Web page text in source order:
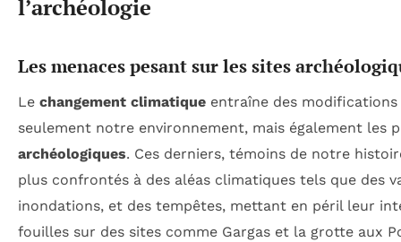
l’archéologie
Les menaces pesant sur les sites
Le changement climatique entraîne des
seulement notre environnement, mais également les
archéologiques. Ces derniers, témoins de notre
plus confrontés à des aléas climatiques tels que des
inondations, et des tempêtes, mettant en péril leur
fouilles sur des sites comme Gargas et la grotte aux